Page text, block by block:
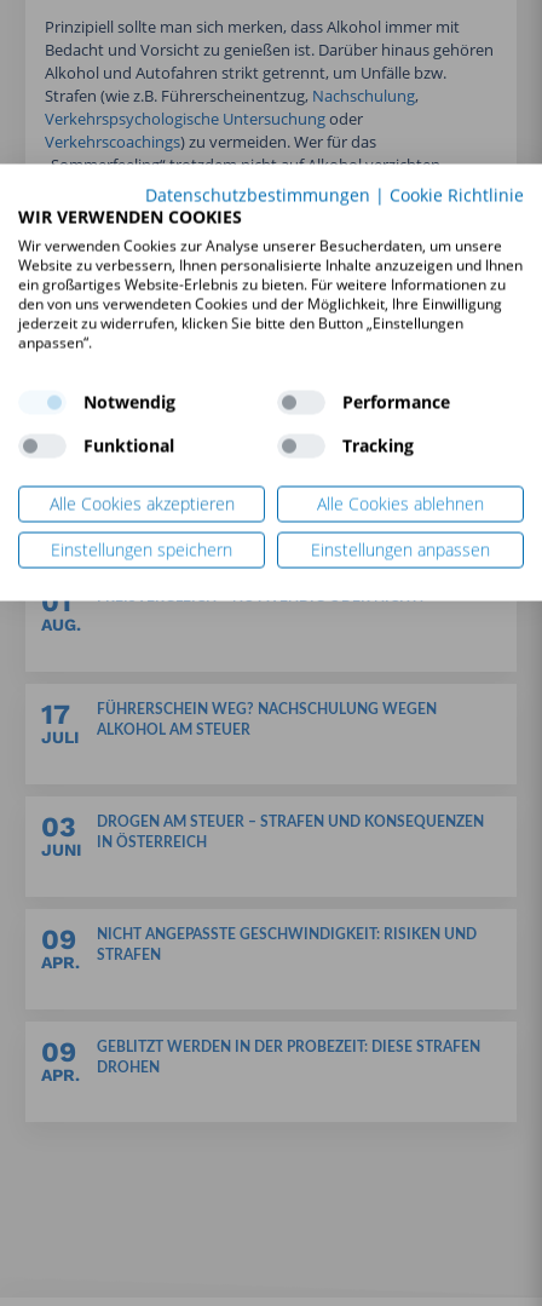
Prinzipiell sollte man sich merken, dass Alkohol immer mit
Bedacht und Vorsicht zu genießen ist. Darüber hinaus gehören
Alkohol und Autofahren strikt getrennt, um Unfälle bzw.
Strafen (wie z.B. Führerscheinentzug, Nachschulung,
Verkehrspsychologische Untersuchungoder
Verkehrscoachings) zu vermeiden. Wer für das
„Sommerfeeling“ trotzdem nicht auf Alkohol verzichten
möchte, sollte sich zumindest im Vorfeld Gedanken über einen
sicheren Heimweg machen und das Auto auch am nächsten
wie der Namen schon sagt, „Mythen“, auf die man sich
im Ernstfall nicht verlassen sollte.
Alkohol am Steuer und seine Versicherungsfolgen
drohen.
01
AUG.
FÜHRERSCHEIN WEG? NACHSCHULUNG WEGEN
ALKOHOL AM STEUER
17
JULI
DROGEN AM STEUER – STRAFEN UND KONSEQUENZEN
IN ÖSTERREICH
03
JUNI
NICHT ANGEPASSTE GESCHWINDIGKEIT: RISIKEN UND
STRAFEN
09
APR.
GEBLITZT WERDEN IN DER PROBEZEIT: DIESE STRAFEN
DROHEN
09
APR.
Datenschutzbestimmungen | Cookie Richtlinie
WIR VERWENDEN COOKIES
Wir verwenden Cookies zur Analyse unserer Besucherdaten, um unsere
Website zu verbessern, Ihnen personalisierte Inhalte anzuzeigen und Ihnen
ein großartiges Website-Erlebnis zu bieten. Für weitere Informationen zu
den von uns verwendeten Cookies und der Möglichkeit, Ihre Einwilligung
jederzeit zu widerrufen, klicken Sie bitte den Button „Einstellungen
anpassen“.
Notwendig
Performance
Funktional
Tracking
Alle Cookies akzeptieren
Alle Cookies ablehnen
Einstellungen speichern
Einstellungen anpassen